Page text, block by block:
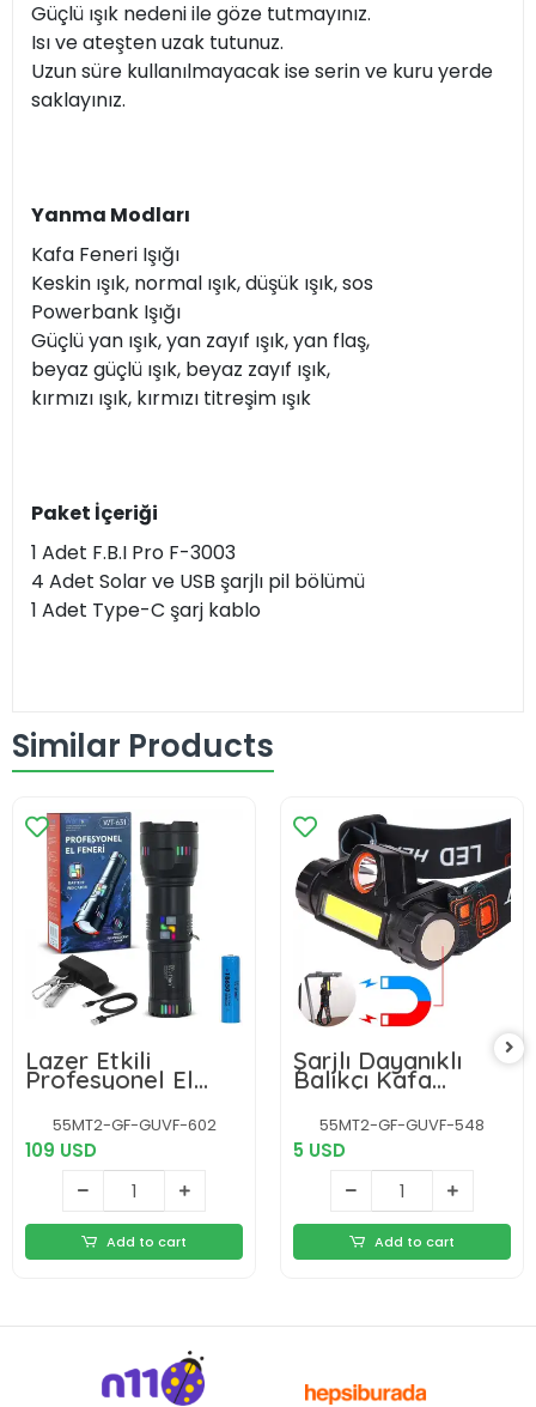
Güçlü ışık nedeni ile göze tutmayınız.
Isı ve ateşten uzak tutunuz.
Uzun süre kullanılmayacak ise serin ve kuru yerde
saklayınız.
Yanma Modları
Kafa Feneri Işığı
Keskin ışık, normal ışık, düşük ışık, sos
Powerbank Işığı
Güçlü yan ışık, yan zayıf ışık, yan flaş,
beyaz güçlü ışık, beyaz zayıf ışık,
kırmızı ışık, kırmızı titreşim ışık
Paket İçeriği
1 Adet F.B.I Pro F-3003
4 Adet Solar ve USB şarjlı pil bölümü
1 Adet Type-C şarj kablo
Similar Products
Lazer Etkili
Profesyonel El
Feneri Wt-631-
30,000 Lümen
55MT2-GF-GUVF-602
109 USD
Add to cart
Şarjlı Dayanıklı
Balıkçı Kafa
Lambası Wt-056
55MT2-GF-GUVF-548
5 USD
Add to cart